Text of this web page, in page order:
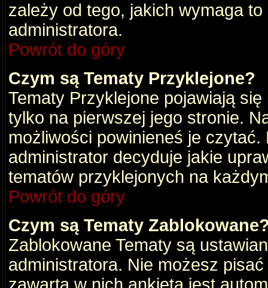
zależy od tego, jakich wymaga
administratora.
Powrót do góry
Czym są Tematy Przyklejone?
Tematy Przyklejone pojawiają
tylko na pierwszej jego stronie.
możliwości powinieneś je czytać.
administrator decyduje jakie
tematów przyklejonych na
Powrót do góry
Czym są Tematy
Zablokowane Tematy są
administratora. Nie możesz